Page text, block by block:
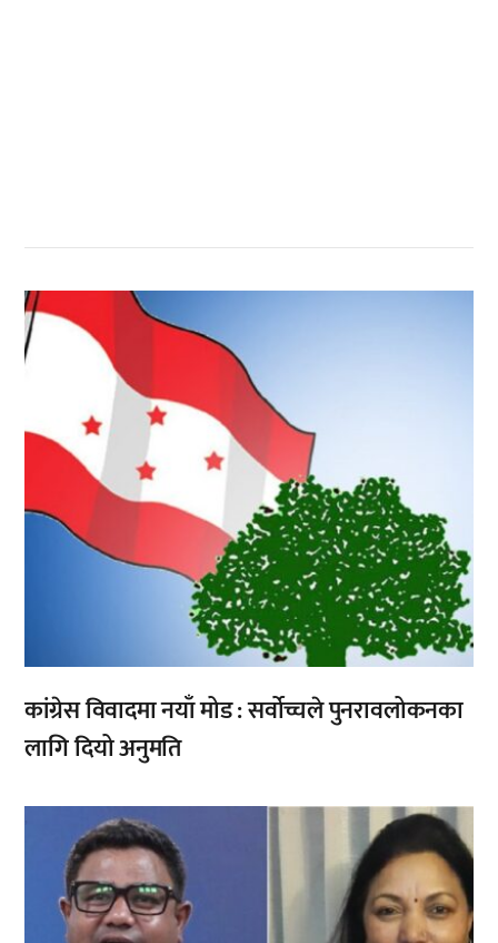
,
कांग्रेस विवादमा नयाँ मोड : सर्वोच्चले पुनरावलोकनका
लागि दियो अनुमति